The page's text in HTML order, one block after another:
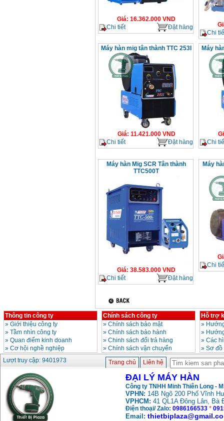
Giá: 16.362.000 VND
Chi tiết
Đặt hàng
Chi
Máy hàn mig tân thành TTC 253I
Giá: 11.421.000VND
Chi tiết
Đặt hàng
Máy
Chi
Máy hàn Mig SCR Tân thành
TTC500T
Giá: 38.583.000 VND
Chi tiết
Đặt hàng
Máy
Chi
Thông tin công ty
» Giới thiệu công ty
» Tầm nhìn công ty
» Quan điểm kinh doanh
» Cơ hội nghề nghiệp
Chính sách công ty
» Chính sách bảo mật
» Chính sách bảo hành
» Chinh sách đổi trả hàng
» Chính sách vận chuyển
Hỗ trợ
»
»
» Các
» Sơ
Lượt truy cập: 9401973
Trang chủ Liên hệ
ĐẠI LÝ MÁY HÀN
Công ty TNHH Minh Thiên Long -
VPHN: 14B Ngõ 200 Phố Vĩnh
VPHCM: 41 QL1A Đông Lân, Bà
Điện thoại/ Zalo: 0986166533 *
Email: